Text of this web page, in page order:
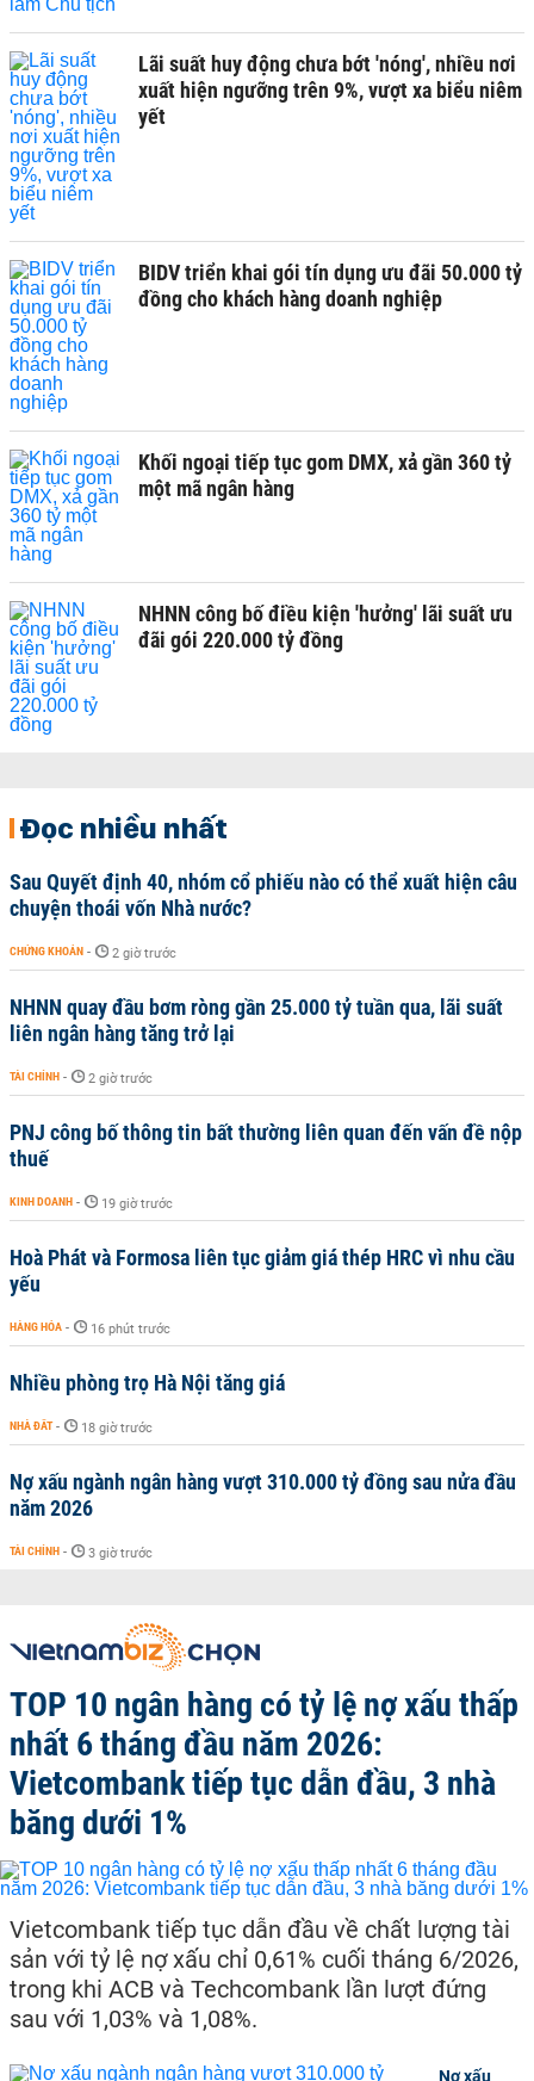
Lãi suất huy động chưa bớt 'nóng', nhiều nơi
xuất hiện ngưỡng trên 9%, vượt xa biểu niêm
yết
BIDV triển khai gói tín dụng ưu đãi 50.000 tỷ
đồng cho khách hàng doanh nghiệp
Khối ngoại tiếp tục gom DMX, xả gần 360 tỷ
một mã ngân hàng
NHNN công bố điều kiện 'hưởng' lãi suất ưu
đãi gói 220.000 tỷ đồng
Đọc nhiều nhất
Sau Quyết định 40, nhóm cổ phiếu nào có thể xuất hiện câu
chuyện thoái vốn Nhà nước?
CHỨNG KHOÁN - 2 giờ trước
NHNN quay đầu bơm ròng gần 25.000 tỷ tuần qua, lãi suất
liên ngân hàng tăng trở lại
TÀI CHÍNH - 2 giờ trước
PNJ công bố thông tin bất thường liên quan đến vấn đề nộp
thuế
KINH DOANH - 19 giờ trước
Hoà Phát và Formosa liên tục giảm giá thép HRC vì nhu cầu
yếu
HÀNG HÓA - 16 phút trước
Nhiều phòng trọ Hà Nội tăng giá
NHÀ ĐẤT - 18 giờ trước
Nợ xấu ngành ngân hàng vượt 310.000 tỷ đồng sau nửa đầu
năm 2026
TÀI CHÍNH - 3 giờ trước
TOP 10 ngân hàng có tỷ lệ nợ xấu thấp
nhất 6 tháng đầu năm 2026:
Vietcombank tiếp tục dẫn đầu, 3 nhà
băng dưới 1%
Vietcombank tiếp tục dẫn đầu về chất lượng tài
sản với tỷ lệ nợ xấu chỉ 0,61% cuối tháng 6/2026,
trong khi ACB và Techcombank lần lượt đứng
sau với 1,03% và 1,08%.
Nợ xấu